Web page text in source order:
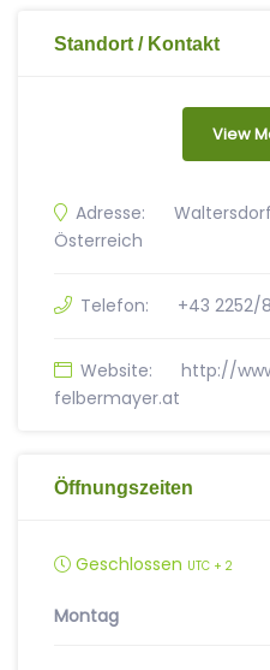
Standort / Kontakt
View
Adresse:
Österreich
Telefon: +43 2252/
Website:
http://
felbermayer.at
Öffnungszeiten
Geschlossen UTC + 2
Montag